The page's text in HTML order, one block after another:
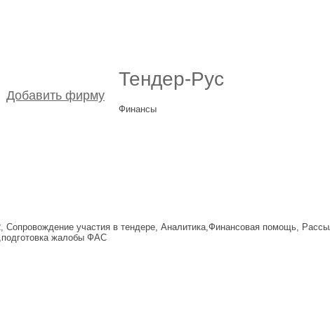
Добавить фирму
Тендер-Рус
Финансы
участия в тендере, Аналитика,Финансовая помощь,
жалобы ФАС